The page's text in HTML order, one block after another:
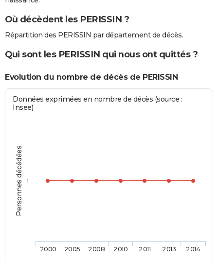
Où décèdent les PERISSIN ?
Répartition des PERISSIN par département de décès.
Qui sont les PERISSIN qui nous ont quittés ?
Evolution du nombre de décès de PERISSIN
Personnes décédées
Données exprimées en nombre de décès (source :
Insee)
2000 2005 2008 2010 2011 2013 2014
1